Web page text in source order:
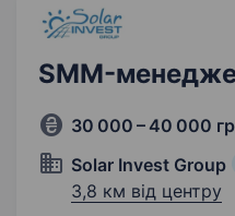
SMM-
30 000 – 40 000
Solar Invest Group
3,8 км від центру